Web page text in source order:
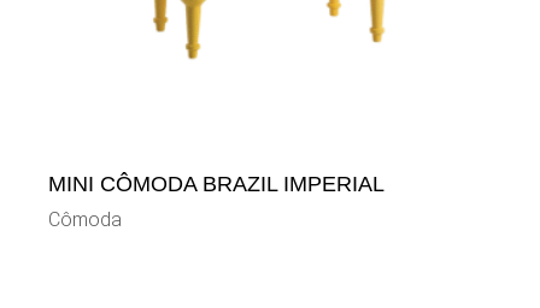
MINI CÔMODA BRAZIL IMPERIAL
Cômoda